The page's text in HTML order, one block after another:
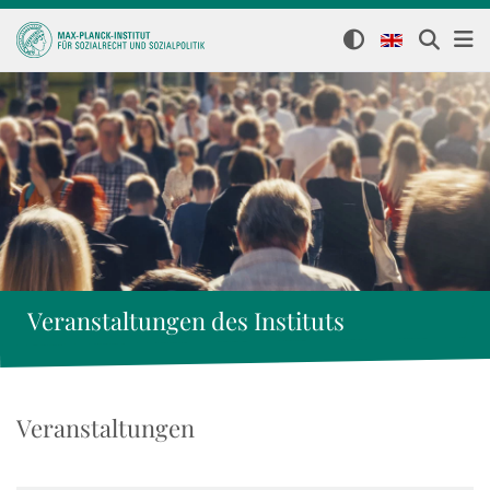
Veranstaltungen des Instituts
Veranstaltungen